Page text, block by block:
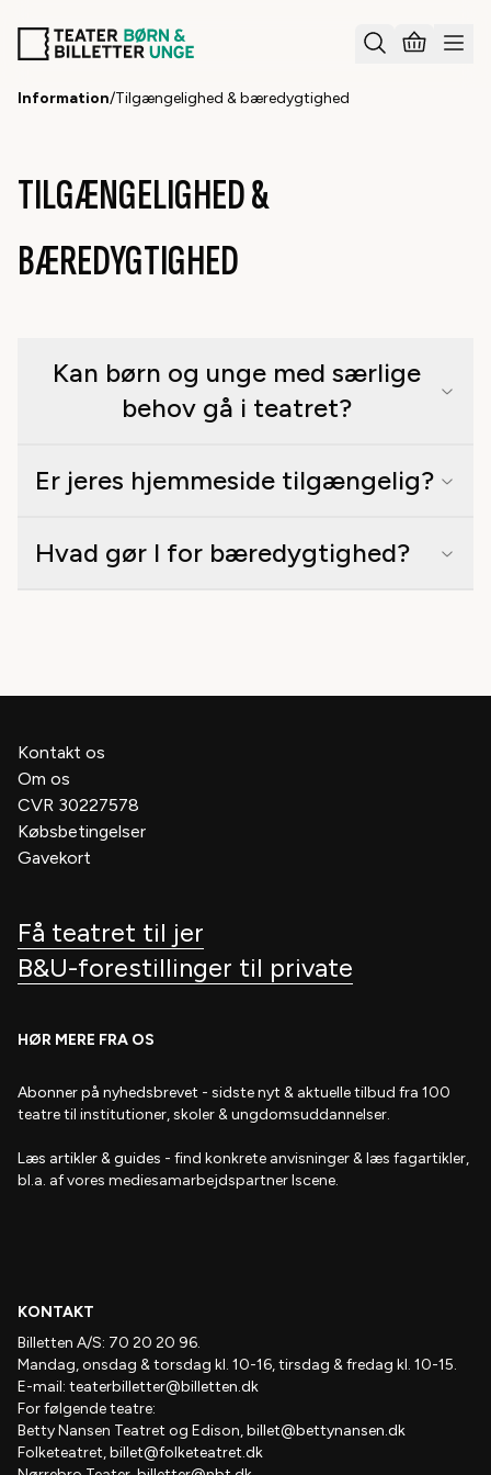
Information/Tilgængelighed & bæredygtighed
TILGÆNGELIGHED &
BÆREDYGTIGHED
Kan børn og unge med særlige
behov gå i teatret?
Er jeres hjemmeside tilgængelig?
Hvad gør I for bæredygtighed?
Kontakt os
Om os
CVR 30227578
Købsbetingelser
Gavekort
Få teatret til jer
B&U-forestillinger til private
HØR MERE FRA OS
Abonner på nyhedsbrevet - sidste nyt & aktuelle tilbud fra 100
teatre til institutioner, skoler & ungdomsuddannelser.
Læs artikler & guides - find konkrete anvisninger & læs fagartikler,
bl.a. af vores mediesamarbejdspartner Iscene.
KONTAKT
Billetten A/S: 70 20 20 96.
Mandag, onsdag & torsdag kl. 10-16, tirsdag & fredag kl. 10-15.
E-mail: teaterbilletter@billetten.dk
For følgende teatre:
Betty Nansen Teatret og Edison,billet@bettynansen.dk
Folketeatret,billet@folketeatret.dk